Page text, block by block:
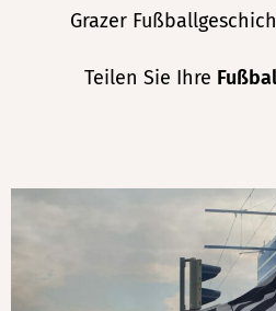
Grazer
Teilen Sie Ihre